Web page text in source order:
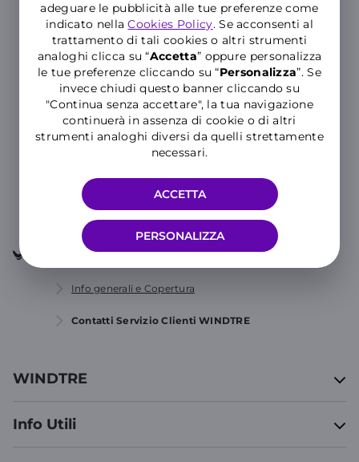
adeguare le pubblicità alle tue preferenze come
indicato nellaCookies Policy. Se acconsenti al
trattamento di tali cookies o altri strumenti
analoghi clicca su “Accetta” oppure personalizza
le tue preferenze cliccando su “Personalizza”. Se
invece chiudi questo banner cliccando su
"Continua senza accettare", la tua navigazione
continuerà in assenza di cookie o di altri
strumenti analoghi diversi da quelli strettamente
necessari.
PERSONALIZZA
ACCETTA
Hai ancora bisogno di aiuto?
MOSTRA TUTTE LE CATEGORIE
CONTATTACI
Info generali e Copertura
Contatti Servizio Clienti WINDTRE
WINDTRE
Info Utili